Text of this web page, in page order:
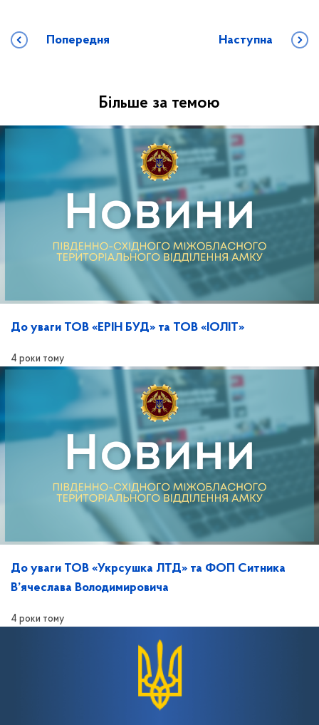
Попередня Наступна
Більше за темою
До уваги ТОВ «ЕРІН БУД» та ТОВ «ІОЛІТ»
4 роки тому
До уваги ТОВ «Укрсушка ЛТД» та ФОП Ситника
В’ячеслава Володимировича
4 роки тому